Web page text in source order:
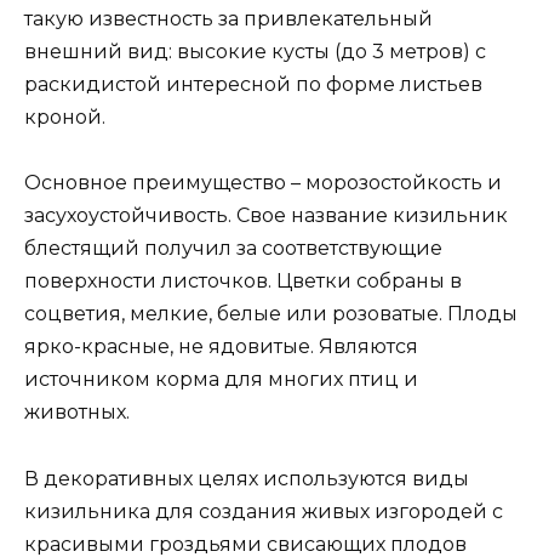
такую известность за привлекательный
внешний вид: высокие кусты (до 3 метров) с
раскидистой интересной по форме листьев
кроной.
Основное преимущество – морозостойкость и
засухоустойчивость. Свое название кизильник
блестящий получил за соответствующие
поверхности листочков. Цветки собраны в
соцветия, мелкие, белые или розоватые. Плоды
ярко-красные, не ядовитые. Являются
источником корма для многих птиц и
животных.
В декоративных целях используются виды
кизильника для создания живых изгородей с
красивыми гроздьями свисающих плодов